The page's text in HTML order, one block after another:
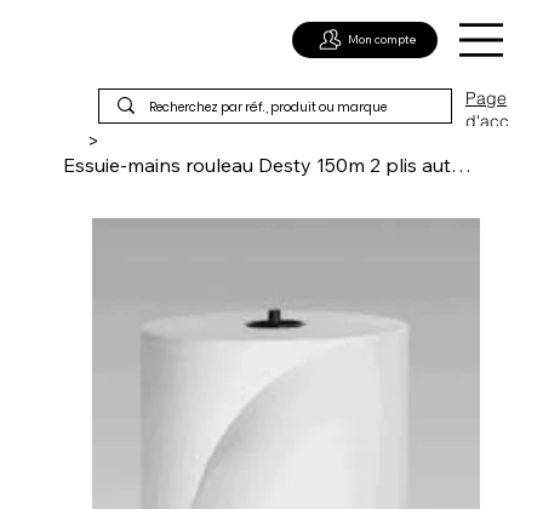
Page
d'acc
Mon compte
>
Essuie-mains rouleau Desty 150m 2 plis autocut (CAPT)